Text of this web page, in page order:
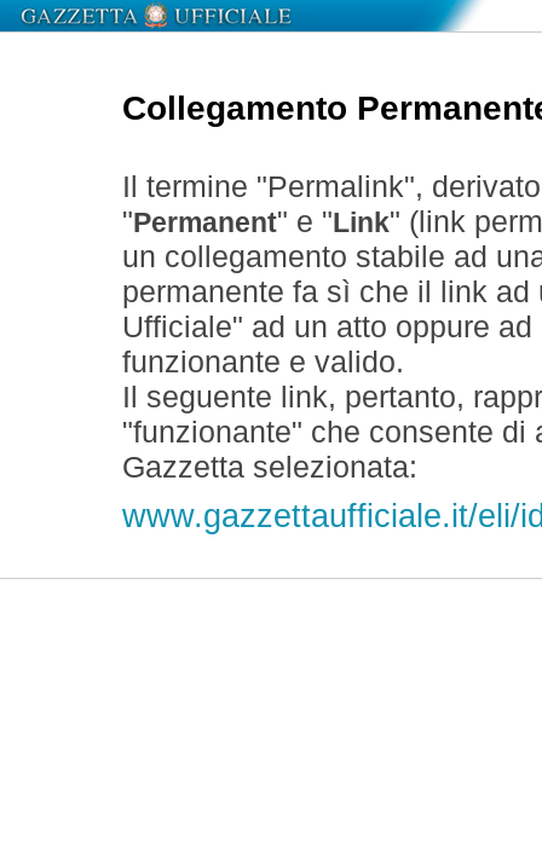
Collegamento
Il termine "Permalink",
" Permanent" e " Link" (link
un collegamento stabile ad
permanente fa sì che il link
Ufficiale" ad un atto oppure
funzionante e valido.
Il seguente link, pertanto,
"funzionante" che consente
Gazzetta selezionata:
www.gazzettaufficiale.it/eli/